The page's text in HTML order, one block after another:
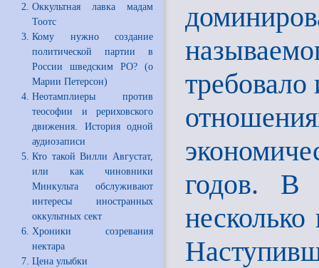
Оккультная лавка мадам
Тоотс
Кому нужно создание
политической партии в
России шведским РО? (о
Марии Петерсон)
Неотамплиеры против
теософии и рериховского
движения. История одной
аудиозаписи
Кто такой Вилли Августат,
или как чиновники
Минкульта обслуживают
интересы иностранных
оккультных сект
Хроники созревания
нектара
Цена улыбки
годов. В